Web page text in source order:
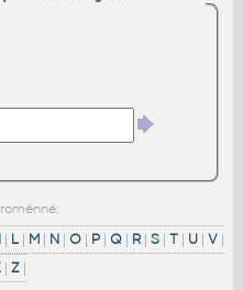
I| L| M| N| O| P| Q| R| S| T| U| V|
| Z |